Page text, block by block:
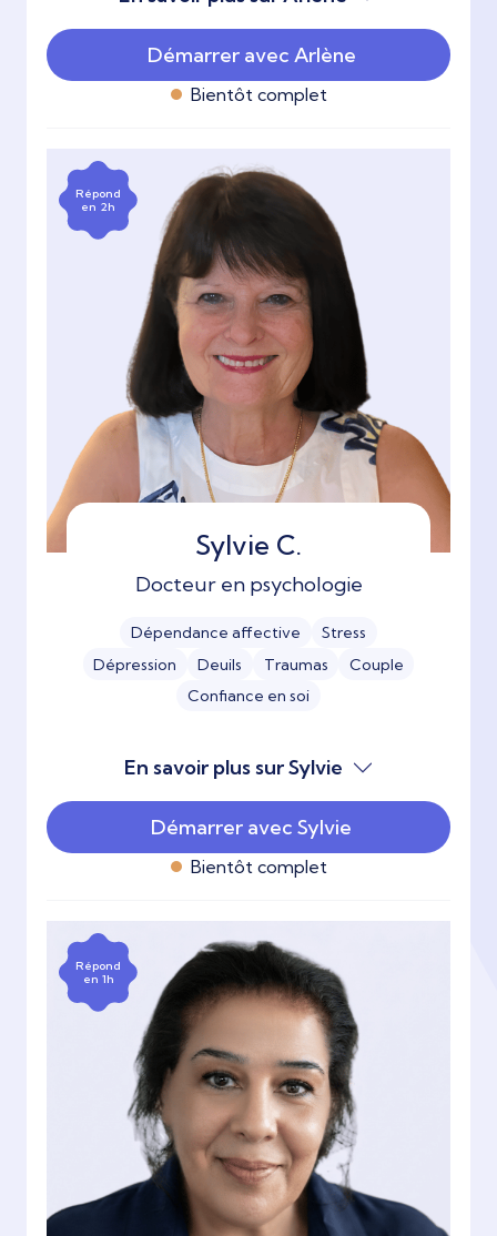
Démarrer avec Arlène
Bientôt complet
Répond
en 2h
Sylvie C.
Docteur en psychologie
Dépendance affective
Stress
Dépression
Deuils Traumas
Couple
Confiance en soi
En savoir plus sur Sylvie
Démarrer avec Sylvie
Bientôt complet
Répond
en 1h